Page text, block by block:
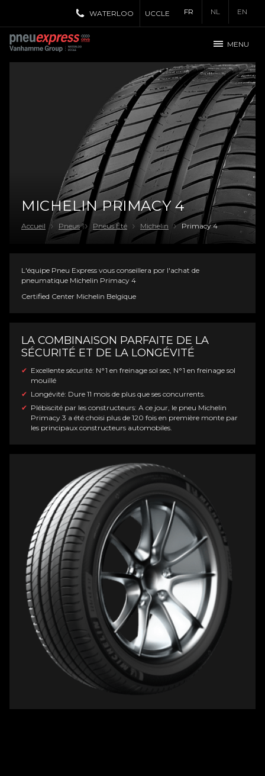
FR NL EN
WATERLOO UCCLE
MENU
MICHELIN PRIMACY 4
Accueil Pneus Pneus Été Michelin Primacy 4
L'équipe Pneu Express vous conseillera por l'achat de
pneumatique Michelin Primacy 4
Certified Center Michelin Belgique
LA COMBINAISON PARFAITE DE LA
SÉCURITÉ ET DE LA LONGÉVITÉ
Excellente sécurité: N°1 en freinage sol sec, N°1 en freinage sol
mouillé
Longévité: Dure 11 mois de plus que ses concurrents.
Plébiscité par les constructeurs: A ce jour, le pneu Michelin
Primacy 3 a été choisi plus de 120 fois en première monte par
les principaux constructeurs automobiles.